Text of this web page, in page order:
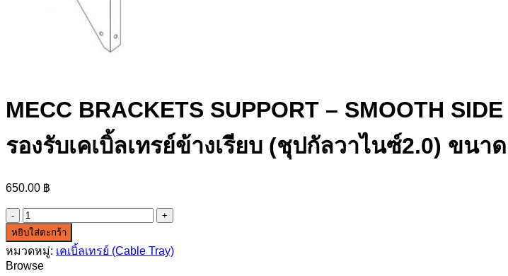
MECC BRACKETS SUPPORT – SMOOTH
รองรับเคเบิ้ลเทรย์ข้างเรียบ (ชุปกัลวาไนซ์2.0) ขนา
650.00 ฿
จำนวน
MECC
BRACKETS
SUPPORT
-
หยิบใส่ตะกร้า
หมวดหมู่: เคเบิ้ลเทรย์ (Cable Tray)
Browse